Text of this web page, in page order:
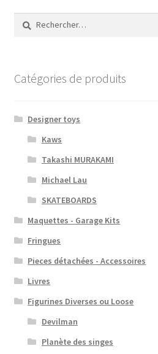
Rechercher :
Catégories de produits
Designer toys
Kaws
Takashi MURAKAMI
Michael Lau
SKATEBOARDS
Maquettes - Garage Kits
Fringues
Pieces détachées - Accessoires
Livres
Figurines Diverses ou Loose
Devilman
Planète des singes